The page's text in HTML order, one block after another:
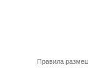
Правила